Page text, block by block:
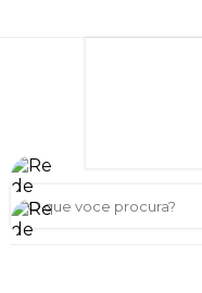
O que voce procura?